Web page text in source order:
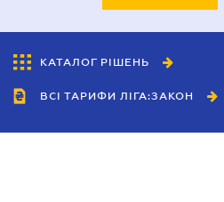
КАТАЛОГ РІШЕНЬ
ВСІ ТАРИФИ ЛІГА:ЗАКОН